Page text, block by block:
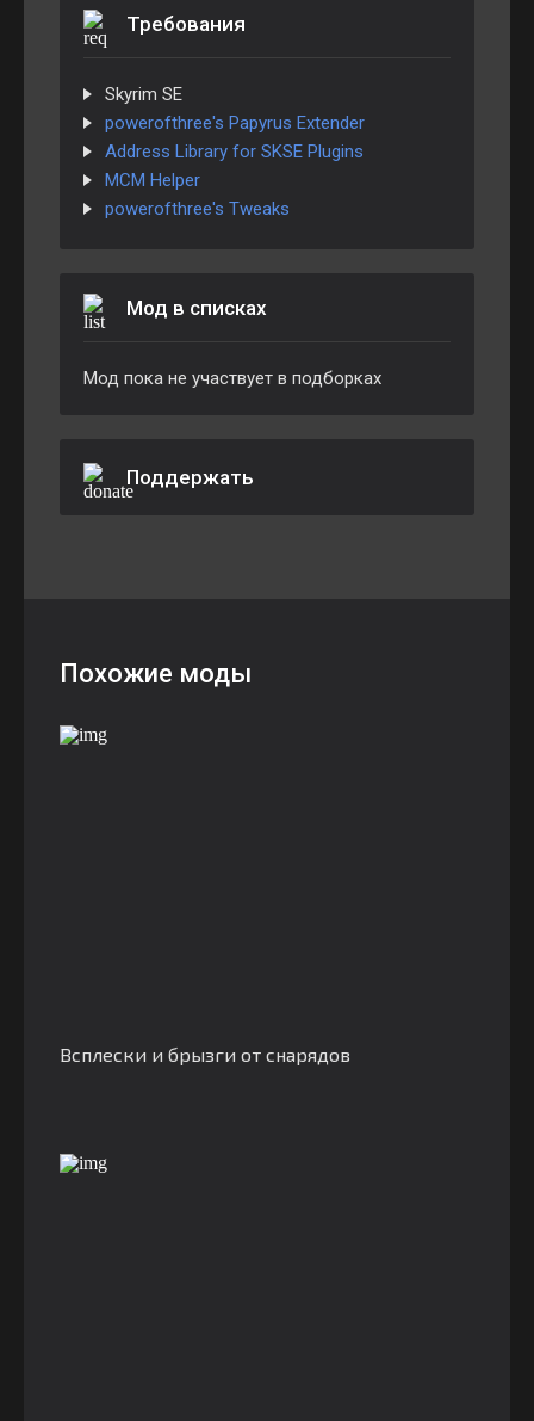
Требования
Skyrim SE
powerofthree's Papyrus Extender
Address Library for SKSE Plugins
MCM Helper
powerofthree's Tweaks
Мод в списках
Мод пока не участвует в подборках
Поддержать
Похожие моды
Всплески и брызги от снарядов